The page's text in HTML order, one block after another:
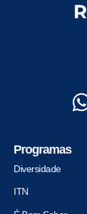
Programas
Diversidade
ITN